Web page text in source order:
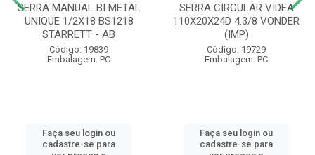
SERRA MANUAL BI METAL
UNIQUE 1/2X18 BS1218
STARRETT - AB
Código: 19839
Embalagem: PC
Faça seu login ou
cadastre-se para
SERRA CIRCULAR VIDEA
110X20X24D 4.3/8 VONDER
(IMP)
Código: 19729
Embalagem: PC
Faça seu login ou
cadastre-se para